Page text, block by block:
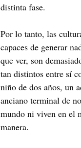
distinta fase.
Por lo tanto, las
capaces de generar
que ver, son
tan distintos entre sí
niño de dos años, un
anciano terminal de
mundo ni viven en el
manera.